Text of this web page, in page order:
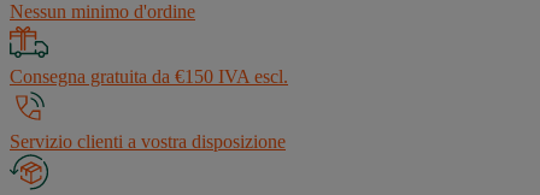
Nessun minimo d'ordine
Consegna gratuita da €150 IVA escl.
Servizio clienti a vostra disposizione